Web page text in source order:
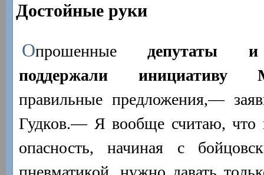
Достойные руки
Опрошенныедепутаты и
поддержали инициативу
правильные предложения,—
Гудков.— Я вообще считаю, что
опасность, начиная с